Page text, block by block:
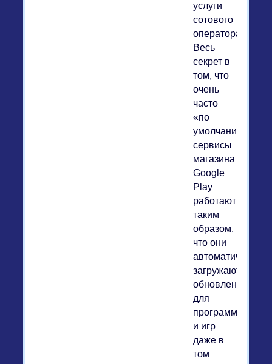
услуги
сотового
оператора.
Весь
секрет в
том, что
очень
часто
«по
умолчанию»
сервисы
магазина
Google
Play
работают
таким
образом,
что они
автоматически
загружают
обновления
для
программ
и игр
даже в
том